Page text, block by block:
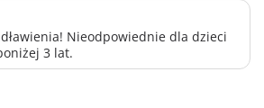
Nieodpowiednie dla dzieci
3 lat.